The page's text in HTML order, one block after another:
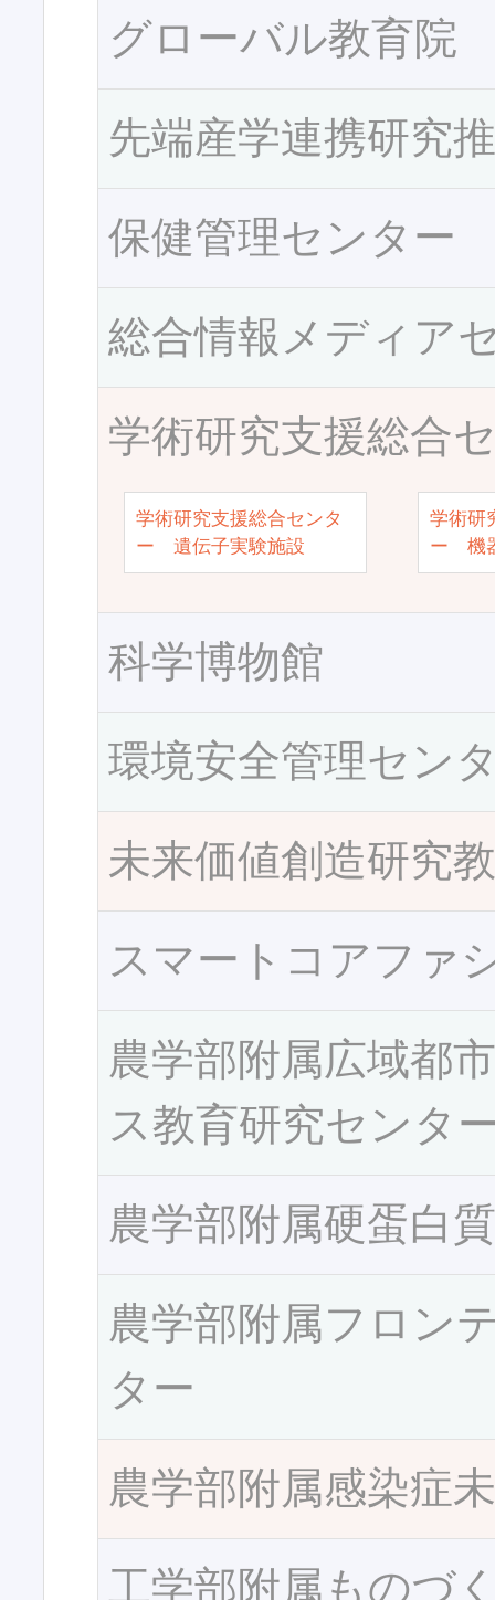
グローバル教育院
先端産学連携研究
保健管理センター
総合情報メディア
学術研究支援総合
学術研究支援総合センタ
ー 遺伝子実験施設
学術研
ー 機
科学博物館
環境安全管理セン
未来価値創造研究
スマートコアファ
農学部附属広域都
ス教育研究センタ
農学部附属硬蛋白
農学部附属フロン
ター
農学部附属感染症
工学部附属ものづ